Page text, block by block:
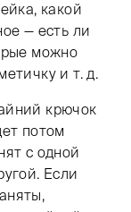
какой
— есть ли
можно
и т. д.
крючок
потом
с одной
Если